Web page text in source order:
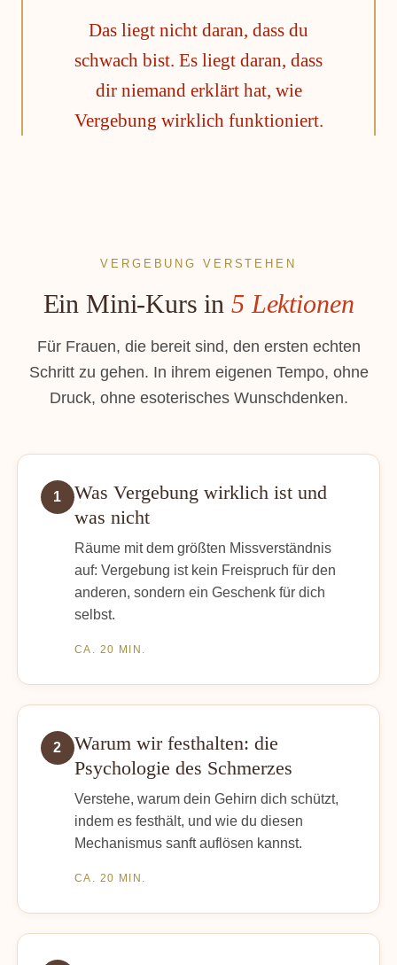
Das liegt nicht daran, dass du
schwach bist. Es liegt daran, dass
dir niemand erklärt hat, wie
Vergebung wirklich funktioniert.
VERGEBUNG VERSTEHEN
Ein Mini-Kurs in5 Lektionen
Für Frauen, die bereit sind, den ersten echten
Schritt zu gehen. In ihrem eigenen Tempo, ohne
Druck, ohne esoterisches Wunschdenken.
1
Was Vergebung wirklich ist und
was nicht
Räume mit dem größten Missverständnis
auf: Vergebung ist kein Freispruch für den
anderen, sondern ein Geschenk für dich
selbst.
CA. 20 MIN.
2
Warum wir festhalten: die
Psychologie des Schmerzes
Verstehe, warum dein Gehirn dich schützt,
indem es festhält, und wie du diesen
Mechanismus sanft auflösen kannst.
CA. 20 MIN.